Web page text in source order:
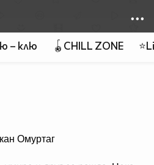
– клю 🪀CHILL ZONE
Омуртаг